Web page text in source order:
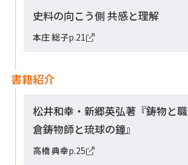
史料の向こう側 共感と理解
本庄 総子p.21
書籍紹介
松井和幸・新郷英弘著『鋳物と
倉鋳物師と琉球の鐘』
高橋 典幸p.25